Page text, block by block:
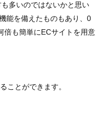
多いのではないかと思い
能を備えたものもあり、0
倍も簡単にECサイトを用意
ことができます。